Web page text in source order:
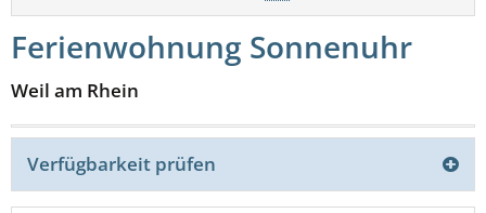
Ferienwohnung Sonnenuhr
Weil am Rhein
Verfügbarkeit prüfen